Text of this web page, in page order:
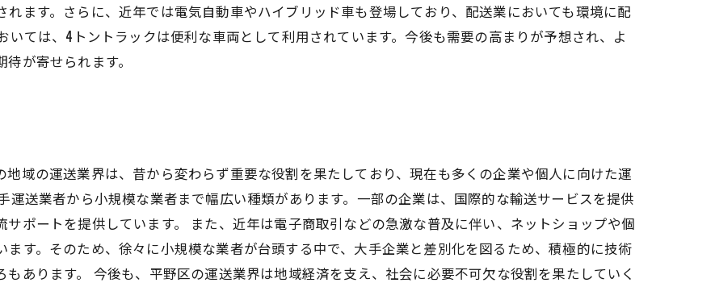
ます。さらに、近年では電気自動車やハイブリッド車も登場しており、配送業においても環境に配
いては、4トントラックは便利な車両として利用されています。今後も需要の高まりが予想され、よ
が寄せられます。
域の運送業界は、昔から変わらず重要な役割を果たしており、現在も多くの企業や個人に向けた運
運送業者から小規模な業者まで幅広い種類があります。一部の企業は、国際的な輸送サービスを提供
ポートを提供しています。 また、近年は電子商取引などの急激な普及に伴い、ネットショップや個
す。そのため、徐々に小規模な業者が台頭する中で、大手企業と差別化を図るため、積極的に技術
あります。 今後も、平野区の運送業界は地域経済を支え、社会に必要不可欠な役割を果たしていく